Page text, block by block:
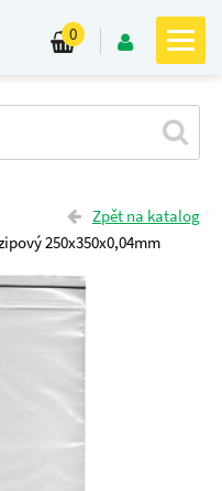
0
Zpět na katalog
250x350x0,04mm